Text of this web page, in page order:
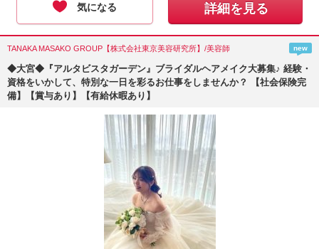
気になる 詳細を見る
TANAKA MASAKO GROUP【株式会社東京美容研究所】/美容師 new
◆大宮◆『アルタビスタガーデン』ブライダルヘアメイク大募集♪ 経験・
資格をいかして、特別な一日を彩るお仕事をしませんか？ 【社会保険完
備】【賞与あり】【有給休暇あり】